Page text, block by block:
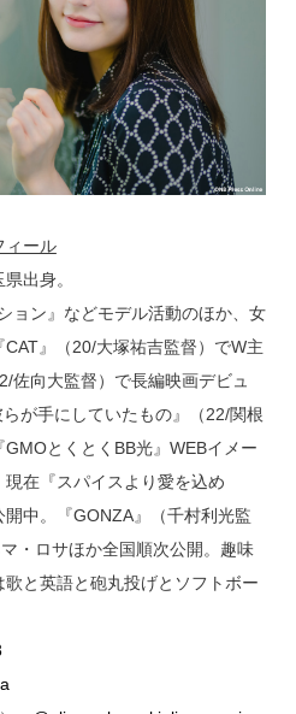
ィール
出身。
ョン』などモデル活動のほか、女
』（20/大塚祐吉監督）でW主
佐向大監督）で長編映画デビュ
が手にしていたもの』（22/関根
とくとくBB光』WEBイメー
在『スパイスより愛を込め
中。『GONZA』（千村利光監
・ロサほか全国順次公開。趣味
と英語と砲丸投げとソフトボー